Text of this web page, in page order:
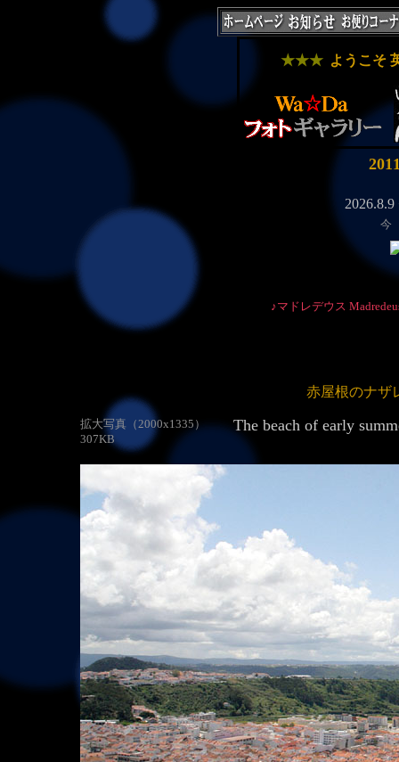
★★★ ようこそ
今
赤屋根のナ
拡大写真（2000x1335）
307KB